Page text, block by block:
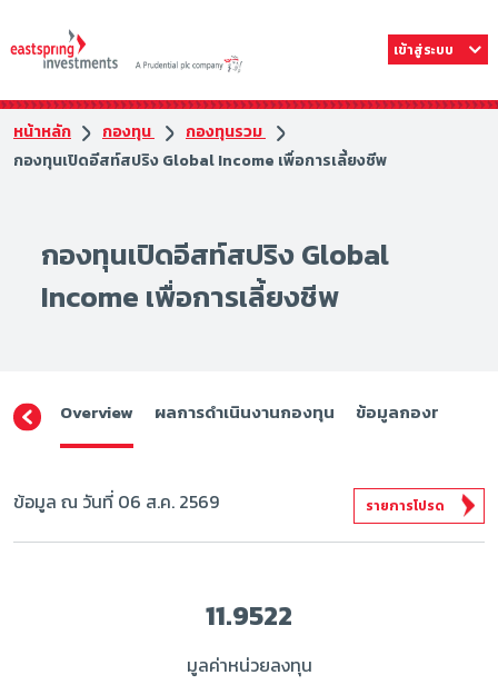
เข้าสู่ระบบ
หน้าหลัก กองทุน
กองทุนรวม
กองทุนเปิดอีสท์สปริง Global Income เพื่อการเลี้ยงชีพ
กองทุนเปิดอีสท์สปริง Global
Income เพื่อการเลี้ยงชีพ
Overview ผลการดำเนินงานกองทุน ข้อมูลกองทุน
ข้อมูล ณ วันที่ 06 ส.ค. 2569 รายการโปรด
11.9522
มูลค่าหน่วยลงทุน